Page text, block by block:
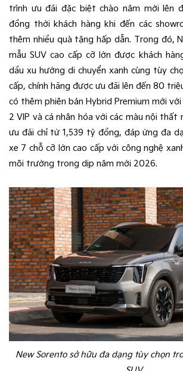
trình ưu đãi đặc biệt chào năm mới lên
đồng thời khách hàng khi đến các
thêm nhiều quà tặng hấp dẫn. Trong đó,
mẫu SUV cao cấp cỡ lớn được khách
dầu xu hướng di chuyển xanh cùng tùy
cấp, chính hãng được ưu đãi lên đến 80
có thêm phiên bản Hybrid Premium mới
2 VIP và cá nhân hóa với các màu nội thất
ưu đãi chỉ từ 1,539 tỷ đồng, đáp ứng đa
xe 7 chỗ cỡ lớn cao cấp với công nghệ
môi trường trong dịp năm mới 2026.
New Sorento sở hữu đa dạng tùy chọn